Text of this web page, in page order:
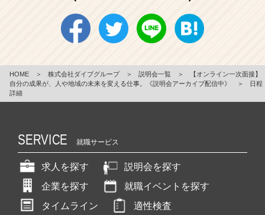
HOME ＞ 株式会社ダイブグループ ＞ 説明会一覧 ＞
【オンライン一次面接】
自分の成果が、人や地域の未来を変える仕事。《説明会アーカイブ配信中》
＞
日程
詳細
SERVICE 就職サービス
求人を探す
説明会を探す
企業を探す
就職イベントを探す
タイムライン
適性検査